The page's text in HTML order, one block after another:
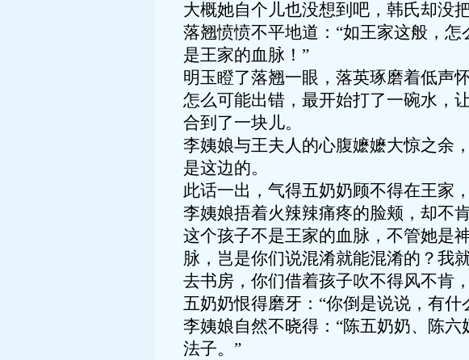
大概她自个儿也没想到吧，韩氏却没
落翘愤愤不平地道：“如王家这般，
是王家的血脉！”
明玉瞪了落翘一眼，落英琢磨着低声
怎么可能出错，最开始打了一碗水，
合到了一块儿。
李姨娘与王夫人的心腹嬷嬷大惊之余
是这边的。
此话一出，气得五奶奶顾不得在王家
李姨娘捂着火辣辣痛疼的脸颊，却不
这个孩子不是王家的血脉，不管她是
脉，岂是你们说混淆就能混淆的？我
去书房，你们借着孩子吹不得风不肯
五奶奶恨得磨牙：“你倒是说说，有什
李姨娘自然不晓得：“陈五奶奶、陈
法子。”